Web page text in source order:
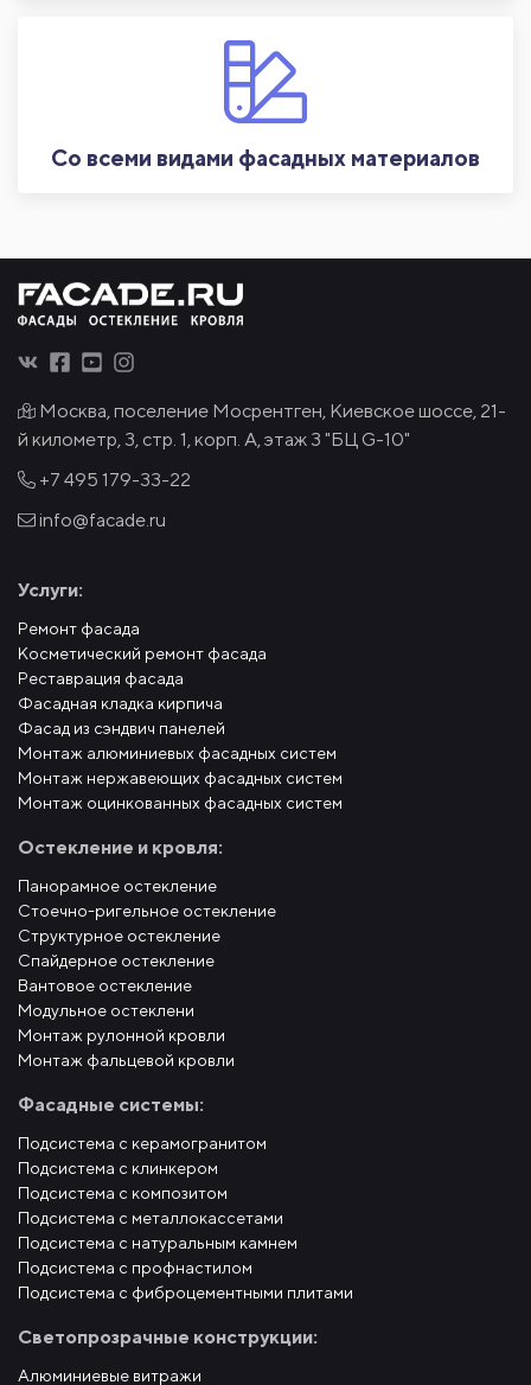
Со всеми видами фасадных материалов
Москва, поселение Мосрентген, Киевское шоссе, 21-
й километр, 3, стр. 1, корп. А, этаж 3 "БЦ G-10"
+7 495 179-33-22
info@facade.ru
Услуги:
Ремонт фасада
Косметический ремонт фасада
Реставрация фасада
Фасадная кладка кирпича
Фасад из сэндвич панелей
Монтаж алюминиевых фасадных систем
Монтаж нержавеющих фасадных систем
Монтаж оцинкованных фасадных систем
Остекление и кровля:
Панорамное остекление
Стоечно-ригельное остекление
Структурное остекление
Спайдерное остекление
Вантовое остекление
Модульное остеклени
Монтаж рулонной кровли
Монтаж фальцевой кровли
Фасадные системы:
Подсистема с керамогранитом
Подсистема с клинкером
Подсистема с композитом
Подсистема с металлокассетами
Подсистема с натуральным камнем
Подсистема с профнастилом
Подсистема с фиброцементными плитами
Светопрозрачные конструкции:
Алюминиевые витражи